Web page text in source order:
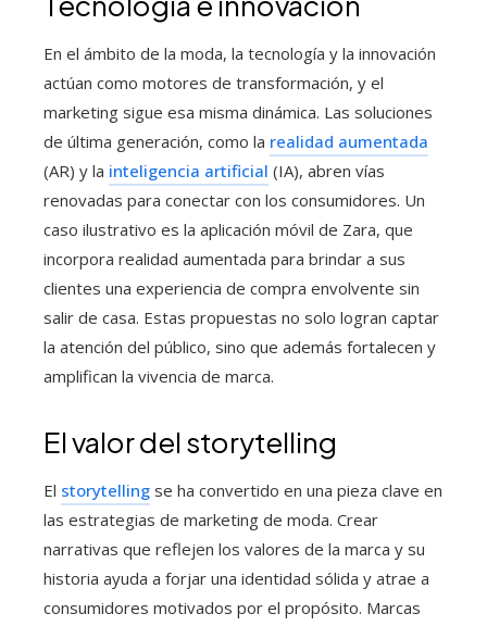
En el ámbito de la moda, la tecnología y la innovación
actúan como motores de transformación, y el
marketing sigue esa misma dinámica. Las soluciones
de última generación, como la realidad aumentada
(AR) y la inteligencia artificial (IA), abren vías
renovadas para conectar con los consumidores. Un
caso ilustrativo es la aplicación móvil de Zara, que
incorpora realidad aumentada para brindar a sus
clientes una experiencia de compra envolvente sin
salir de casa. Estas propuestas no solo logran captar
la atención del público, sino que además fortalecen y
amplifican la vivencia de marca.
El valor del storytelling
El storytelling se ha convertido en una pieza clave en
las estrategias de marketing de moda. Crear
narrativas que reflejen los valores de la marca y su
historia ayuda a forjar una identidad sólida y atrae a
consumidores motivados por el propósito. Marcas